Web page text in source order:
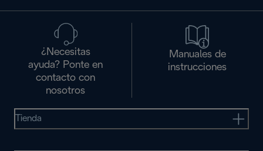
¿Necesitas
ayuda? Ponte en
contacto con
nosotros
Manuales de
instrucciones
Tienda